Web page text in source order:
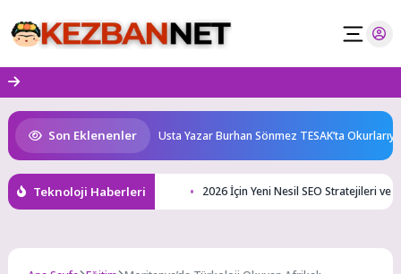
to
content
Son Eklenenler
başlıyor! Usta Yazar Burhan Sönmez TESAK’ta Okurlarıyla
Teknoloji Haberleri 2026 İçin Yeni Nesil SEO Stratejileri